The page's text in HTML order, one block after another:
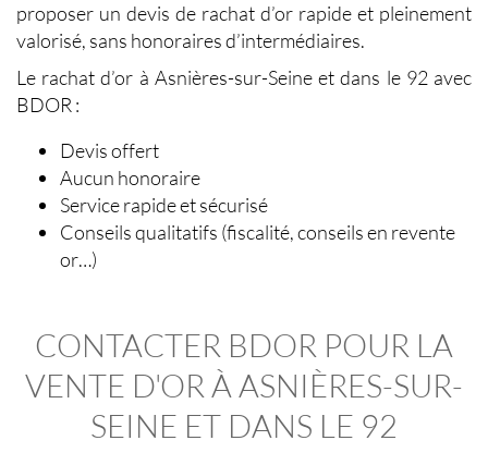
proposer un devis de rachat d’or rapide et pleinement
valorisé, sans honoraires d’intermédiaires.
Le rachat d’or à Asnières-sur-Seineet dans le 92 avec
BDOR :
Devis offert
Aucun honoraire
Service rapide et sécurisé
Conseils qualitatifs (fiscalité, conseils en revente
or…)
CONTACTER BDOR POUR LA
VENTE D'OR À ASNIÈRES-SUR-
SEINE ET DANS LE 92